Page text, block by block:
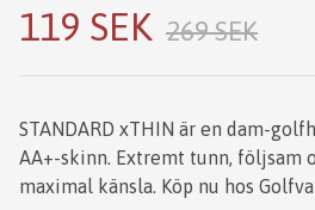
119 SEK 269 SEK
STANDARD xTHIN är en dam-
AA+-skinn. Extremt tunn, följsam
maximal känsla. Köp nu hos